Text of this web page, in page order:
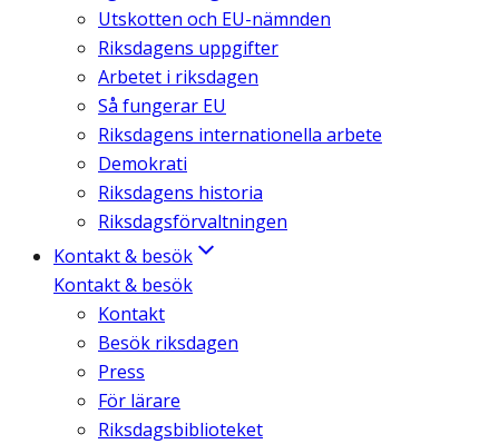
Utskotten och EU-nämnden
Riksdagens uppgifter
Arbetet i riksdagen
Så fungerar EU
Riksdagens internationella arbete
Demokrati
Riksdagens historia
Riksdagsförvaltningen
Kontakt & besök
Kontakt & besök
Kontakt
Besök riksdagen
Press
För lärare
Riksdagsbiblioteket